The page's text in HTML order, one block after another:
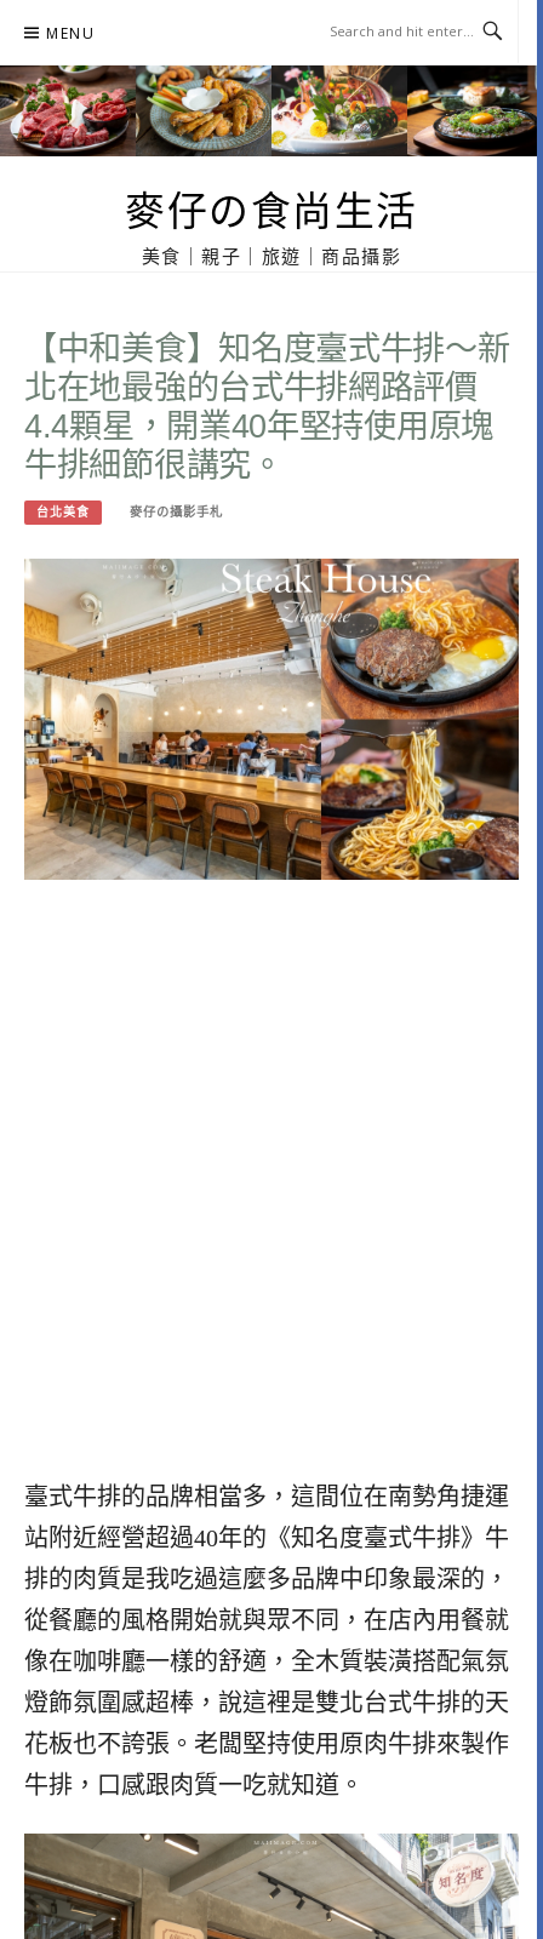
content
MENU
麥仔の食尚生活
美食｜親子｜旅遊｜商品攝影
【中和美食】知名度臺式牛排～新
北在地最強的台式牛排網路評價
4.4顆星，開業40年堅持使用原塊
牛排細節很講究。
台北美食 麥仔の攝影手札
臺式牛排的品牌相當多，這間位在南勢角捷運
站附近經營超過40年的《知名度臺式牛排》牛
排的肉質是我吃過這麼多品牌中印象最深的，
從餐廳的風格開始就與眾不同，在店內用餐就
像在咖啡廳一樣的舒適，全木質裝潢搭配氣氛
燈飾氛圍感超棒，說這裡是雙北台式牛排的天
花板也不誇張。老闆堅持使用原肉牛排來製作
牛排，口感跟肉質一吃就知道。